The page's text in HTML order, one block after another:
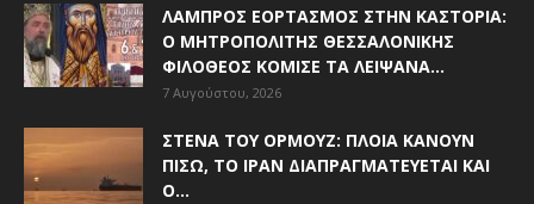
ΛΑΜΠΡΌΣ ΕΟΡΤΑΣΜΌΣ ΣΤΗΝ ΚΑΣΤΟΡΙΆ:
Ο ΜΗΤΡΟΠΟΛΊΤΗΣ ΘΕΣΣΑΛΟΝΊΚΗΣ
ΦΙΛΌΘΕΟΣ ΚΌΜΙΣΕ ΤΑ ΛΕΊΨΑΝΑ...
7 Αυγούστου, 2026
ΣΤΕΝΆ ΤΟΥ ΟΡΜΟΎΖ: ΠΛΟΊΑ ΚΆΝΟΥΝ
ΠΊΣΩ, ΤΟ ΙΡΆΝ ΔΙΑΠΡΑΓΜΑΤΕΎΕΤΑΙ ΚΑΙ
Ο...